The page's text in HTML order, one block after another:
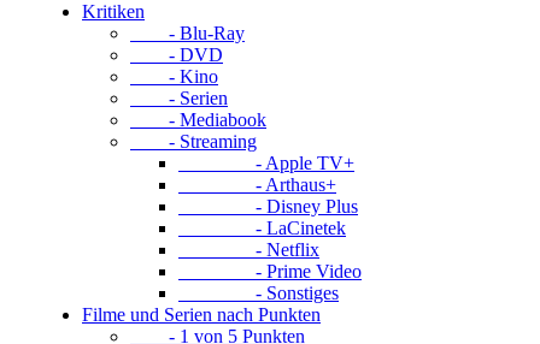
Kritiken
- Blu-Ray
- DVD
- Kino
- Serien
- Mediabook
- Streaming
- Apple TV+
- Arthaus+
- Disney Plus
- LaCinetek
- Netflix
- Prime Video
- Sonstiges
Filme und Serien nach Punkten
- 1 von 5 Punkten